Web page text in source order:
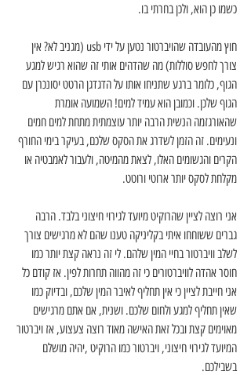
כשמו כן הוא, ולכן בחרתי בו.
חוץ מהעובדה שהויברטור נטען על ידי usb (מגניב לא? אין
צורך לחפש סוללות) מה שהדהים אותי זה שהוא רגיש למגע
הגוף, כלומר ברגע שתניחו אותו על הדגדגן הרטט יסונכרן עם
הגוף שלכן. וכמובן הוא עמיד למים! השמועה אומרת
שהאורגזמה הנשית הרבה יותר עוצמתית מתחת למים חמים
ונעימים. זה הזמן לשדרג את הסקס שלכם, בעיקר בימי החורף
הקרים והגשומים האלו, לצאת מהמיטה, ולעבור לאמבטיה או
מקלחת לסקס יותר ארוטי ורוטט.
אני רוצה לציין שהרוקיט מיועד לגירוי חיצוני בלבד. הרבה
גברים ששוחחו איתי בקליניקה טענו שהם לא מרגישים צורך
לשלב וויברטור בחיי המין שלהם. לי זה נראה קצת יותר כמו
חוסר אהדה לוויברטורים כי זה מהווה תחרות לפין. אז קודם כל
אני חייבת לציין כי אין תחליף לאיבר המין שלכם, ובדיוק כמו
שאין תחליף למגע ולחום שלכם. ושנית, אם אתם מרגישים
מאוימים קצת ובכל זאת האישה מאוד רוצה צעצוע, אז ויברטור
המיועד לגירוי חיצוני, ויברטור כמו הרוקיט ,יהיה מושלם
בשבילכם.